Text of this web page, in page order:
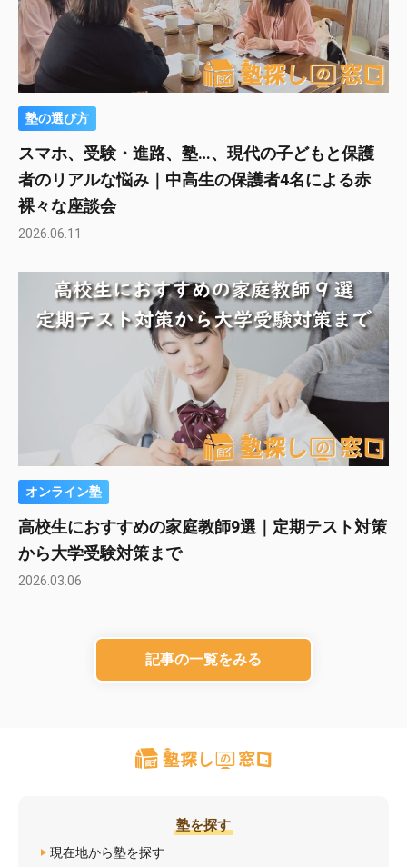
塾の選び方
スマホ、受験・進路、塾…、現代の子どもと保護
者のリアルな悩み｜中高生の保護者4名による赤
裸々な座談会
2026.06.11
オンライン塾
高校生におすすめの家庭教師9選｜定期テスト対策
から大学受験対策まで
2026.03.06
記事の一覧をみる
塾を探す
現在地から塾を探す